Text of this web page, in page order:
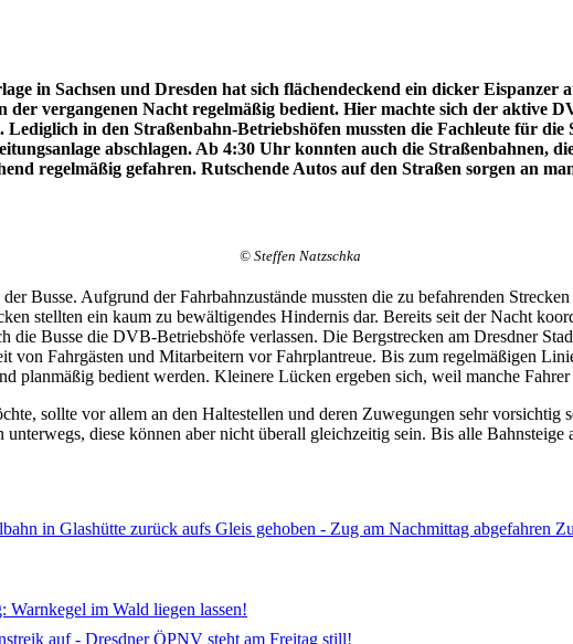
in Sachsen und Dresden hat sich flächendeckend ein dicker
vergangenen Nacht regelmäßig bedient. Hier machte sich der aktive
in den Straßenbahn-Betriebshöfen mussten die Fachleute für
abschlagen. Ab 4:30 Uhr konnten auch die Straßenbahnen,
regelmäßig gefahren. Rutschende Autos auf den Straßen sorgen an
© Steffen Natzschka
Busse. Aufgrund der Fahrbahnzustände mussten die zu befahrenden
stellten ein kaum zu bewältigendes Hindernis dar. Bereits seit der Nacht
die Busse die DVB-Betriebshöfe verlassen. Die Bergstrecken am Dresdner
von Fahrgästen und Mitarbeitern vor Fahrplantreue. Bis zum regelmäßigen
planmäßig bedient werden. Kleinere Lücken ergeben sich, weil manche
sollte vor allem an den Haltestellen und deren Zuwegungen sehr
unterwegs, diese können aber nicht überall gleichzeitig sein. Bis alle
in Glashütte zurück aufs Gleis gehoben - Zug am Nachmittag abgefahren
im Wald liegen lassen!
auf - Dresdner ÖPNV steht am Freitag still!